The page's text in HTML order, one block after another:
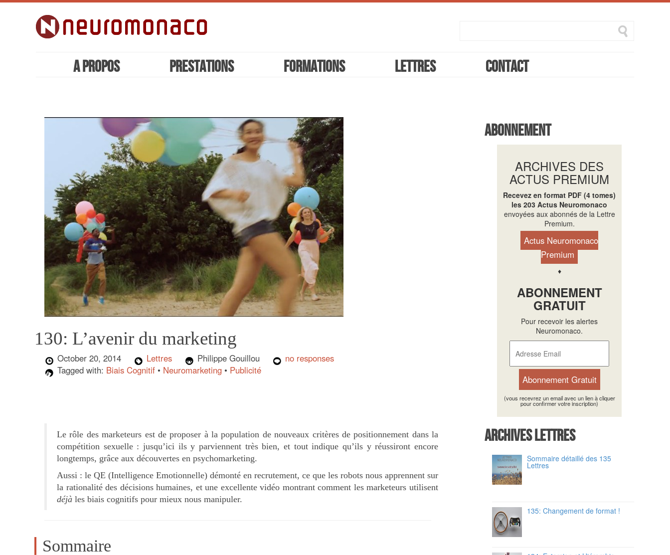
A propos Prestations Formations Lettres Contact
130: L’avenir du marketing
October 20, 2014 Lettres Philippe Gouillou
no responses
Tagged with: Biais Cognitif • Neuromarketing • Publicité
Le rôle des marketeurs est de proposer à la population de nouveaux critères de positionnement dans la
compétition sexuelle : jusqu’ici ils y parviennent très bien, et tout indique qu’ils y réussiront encore
longtemps, grâce aux découvertes en psychomarketing.
Aussi : le QE (Intelligence Emotionnelle) démonté en recrutement, ce que les robots nous apprennent sur
la rationalité des décisions humaines, et une excellente vidéo montrant comment les marketeurs utilisent
déjà les biais cognitifs pour mieux nous manipuler.
Sommaire
Abonnement
ARCHIVES DES
ACTUS PREMIUM
Recevez en format PDF (4 tomes)
les 203 Actus Neuromonaco
envoyées aux abonnés de la Lettre
Premium.
Actus Neuromonaco
Premium
♦
ABONNEMENT
GRATUIT
Pour recevoir les alertes
Neuromonaco.
(vous recevrez un email avec un lien à cliquer
pour confirmer votre inscription)
Archives Lettres
Sommaire détaillé des 135
Lettres
135: Changement de format !